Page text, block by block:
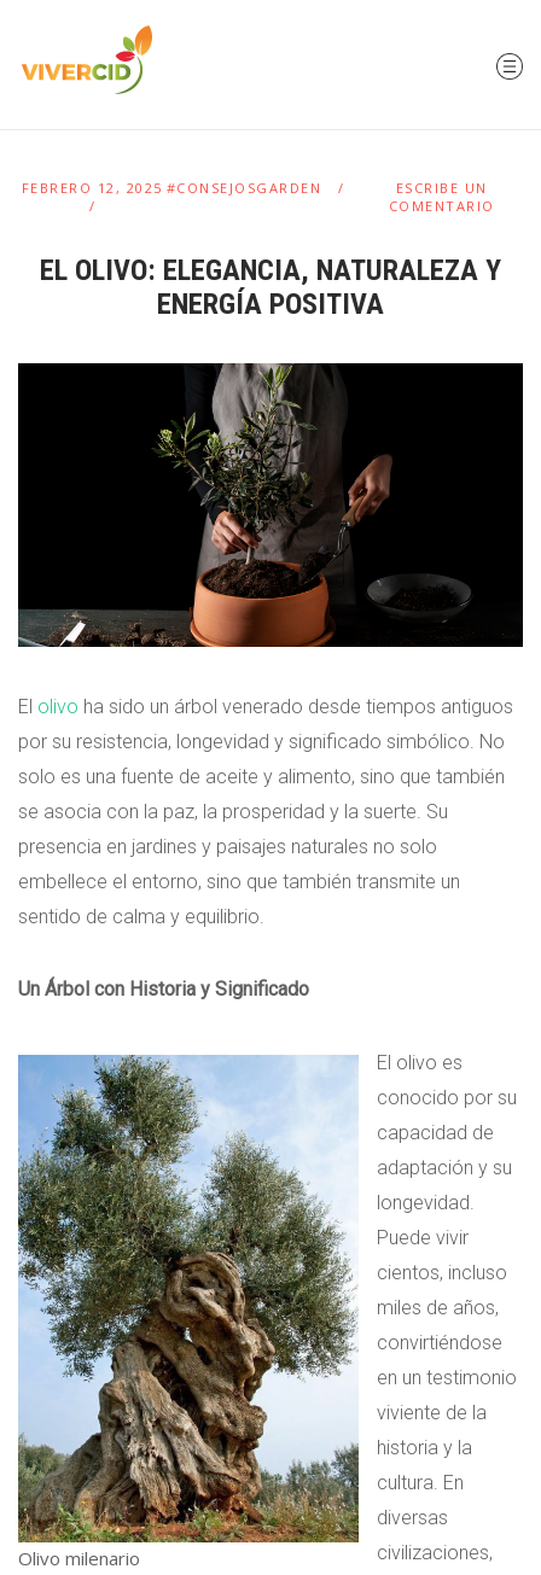
FEBRERO 12, 2025 #CONSEJOSGARDEN
ESCRIBE UN
COMENTARIO
EL OLIVO: ELEGANCIA, NATURALEZA Y
ENERGÍA POSITIVA
El olivo ha sido un árbol venerado desde tiempos antiguos
por su resistencia, longevidad y significado simbólico. No
solo es una fuente de aceite y alimento, sino que también
se asocia con la paz, la prosperidad y la suerte. Su
presencia en jardines y paisajes naturales no solo
embellece el entorno, sino que también transmite un
sentido de calma y equilibrio.
Un Árbol con Historia y Significado
Olivo milenario
El olivo es
conocido por su
capacidad de
adaptación y su
longevidad.
Puede vivir
cientos, incluso
miles de años,
convirtiéndose
en un testimonio
viviente de la
historia y la
cultura. En
diversas
civilizaciones,